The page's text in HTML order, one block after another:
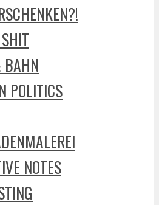
BAHN
POLITICS
NOTES